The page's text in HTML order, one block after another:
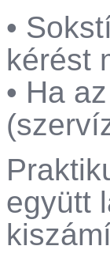
•
kérést
• Ha
együtt